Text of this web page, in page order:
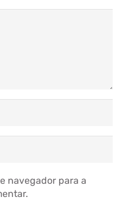
navegador para a